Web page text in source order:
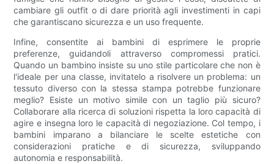
cambiare gli outfit o di dare priorità agli investimenti in capi
che garantiscano sicurezza e un uso frequente.
Infine, consentite ai bambini di esprimere le proprie
preferenze, guidandoli attraverso compromessi pratici.
Quando un bambino insiste su uno stile particolare che non è
l'ideale per una classe, invitatelo a risolvere un problema: un
tessuto diverso con la stessa stampa potrebbe funzionare
meglio? Esiste un motivo simile con un taglio più sicuro?
Collaborare alla ricerca di soluzioni rispetta la loro capacità di
agire e insegna loro le capacità di negoziazione. Col tempo, i
bambini imparano a bilanciare le scelte estetiche con
considerazioni pratiche e di sicurezza, sviluppando
autonomia e responsabilità.